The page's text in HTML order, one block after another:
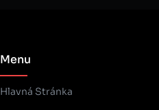
Menu
Hlavná Stránka